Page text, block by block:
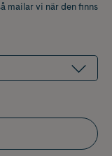
mailar vi när den finns